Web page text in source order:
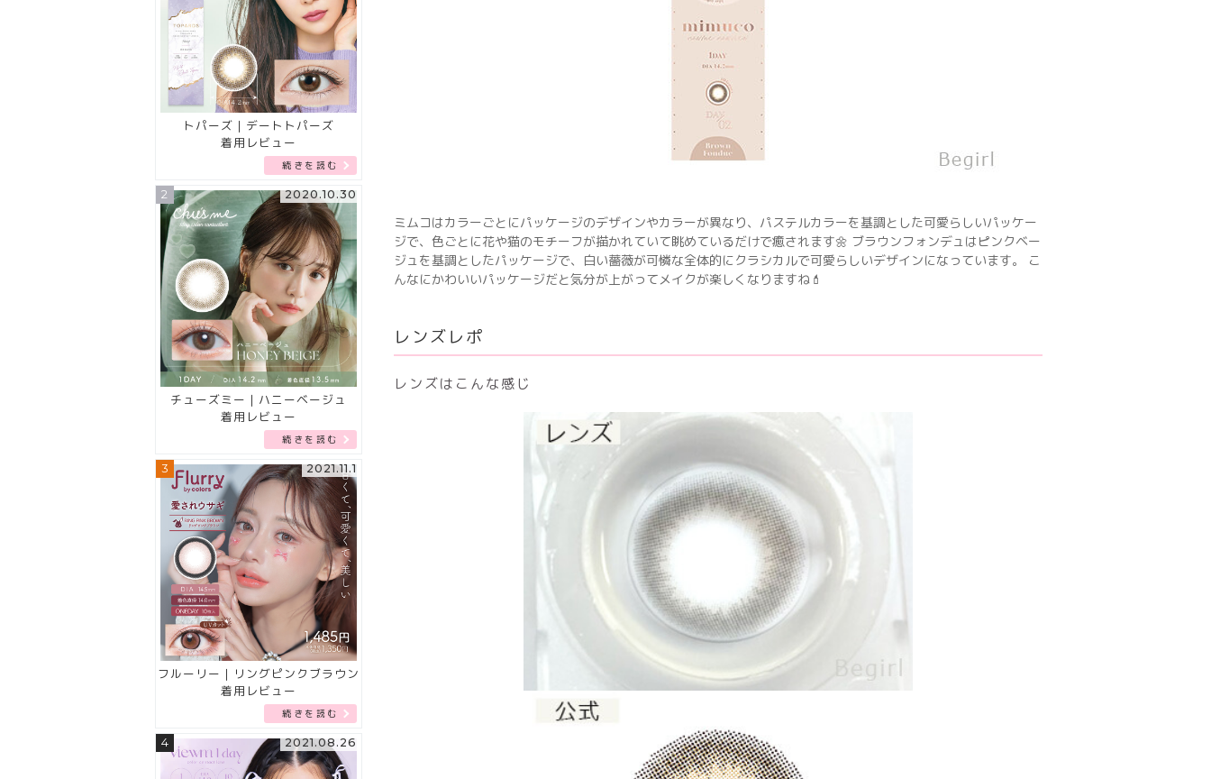
トパーズ｜デートトパーズ
着用レビュー
続きを読む
2 2020.10.30
チューズミー｜ハニーベージュ
着用レビュー
続きを読む
3 2021.11.1
フルーリー｜リングピンクブラウン
着用レビュー
続きを読む
4 2021.08.26
ミムコはカラーごとにパッケージのデザインやカラーが異なり、パステルカラーを基調とした可愛らしいパッケー
ジで、色ごとに花や猫のモチーフが描かれていて眺めているだけで癒されます🌼 ブラウンフォンデュはピンクベー
ジュを基調としたパッケージで、白い薔薇が可憐な全体的にクラシカルで可愛らしいデザインになっています。 こ
んなにかわいいパッケージだと気分が上がってメイクが楽しくなりますね💄
レンズレポ
レンズはこんな感じ